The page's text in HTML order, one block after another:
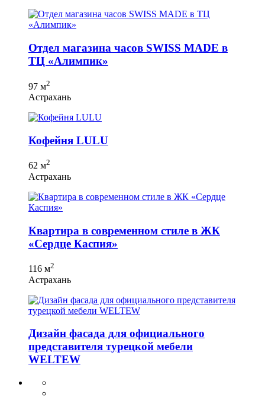
Отдел магазина часов SWISS MADE в
ТЦ «Алимпик»
97 м2
Астрахань
Кофейня LULU
62 м2
Астрахань
Квартира в современном стиле в ЖК
«Сердце Каспия»
116 м2
Астрахань
Дизайн фасада для официального
представителя турецкой мебели
WELTEW